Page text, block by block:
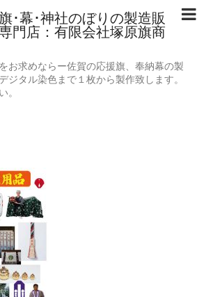
･幕･神社のぼりの製造販
門店：有限会社塚原旗商
お求めならー佐賀の応援旗、奉納幕の製
ジタル染色まで１枚から製作致します。
。